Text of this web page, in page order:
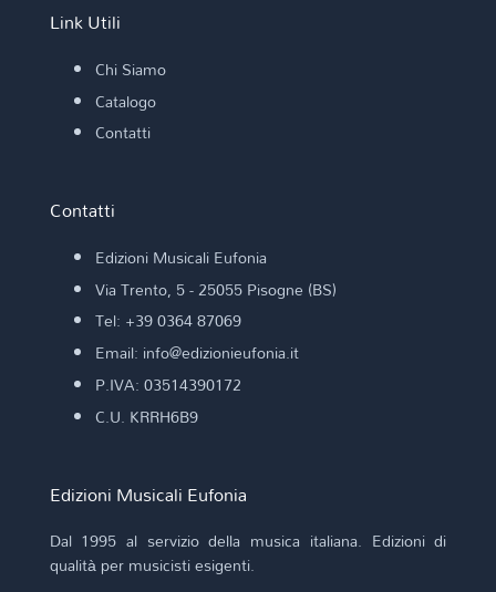
Link Utili
Chi Siamo
Catalogo
Contatti
Contatti
Edizioni Musicali Eufonia
Via Trento, 5 - 25055 Pisogne (BS)
Tel: +39 0364 87069
Email: info@edizionieufonia.it
P.IVA: 03514390172
C.U. KRRH6B9
Edizioni Musicali Eufonia
Dal 1995 al servizio della musica italiana. Edizioni di
qualità per musicisti esigenti.